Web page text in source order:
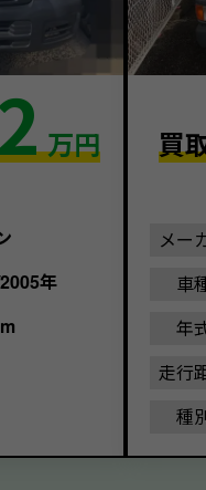
万円
年
買
メー
車
年
走行
種